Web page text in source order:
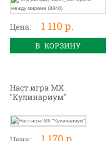
Цена: 1 110 р.
В КОРЗИНУ
Наст.игра МХ
"Кулинариум"